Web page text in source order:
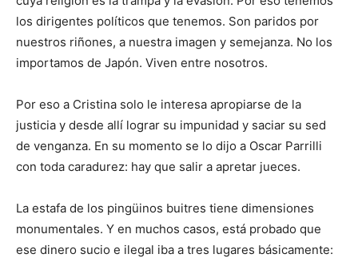
los dirigentes políticos que tenemos. Son paridos por
nuestros riñones, a nuestra imagen y semejanza. No los
importamos de Japón. Viven entre nosotros.
Por eso a Cristina solo le interesa apropiarse de la
justicia y desde allí lograr su impunidad y saciar su sed
de venganza. En su momento se lo dijo a Oscar Parrilli
con toda caradurez: hay que salir a apretar jueces.
La estafa de los pingüinos buitres tiene dimensiones
monumentales. Y en muchos casos, está probado que
ese dinero sucio e ilegal iba a tres lugares básicamente: